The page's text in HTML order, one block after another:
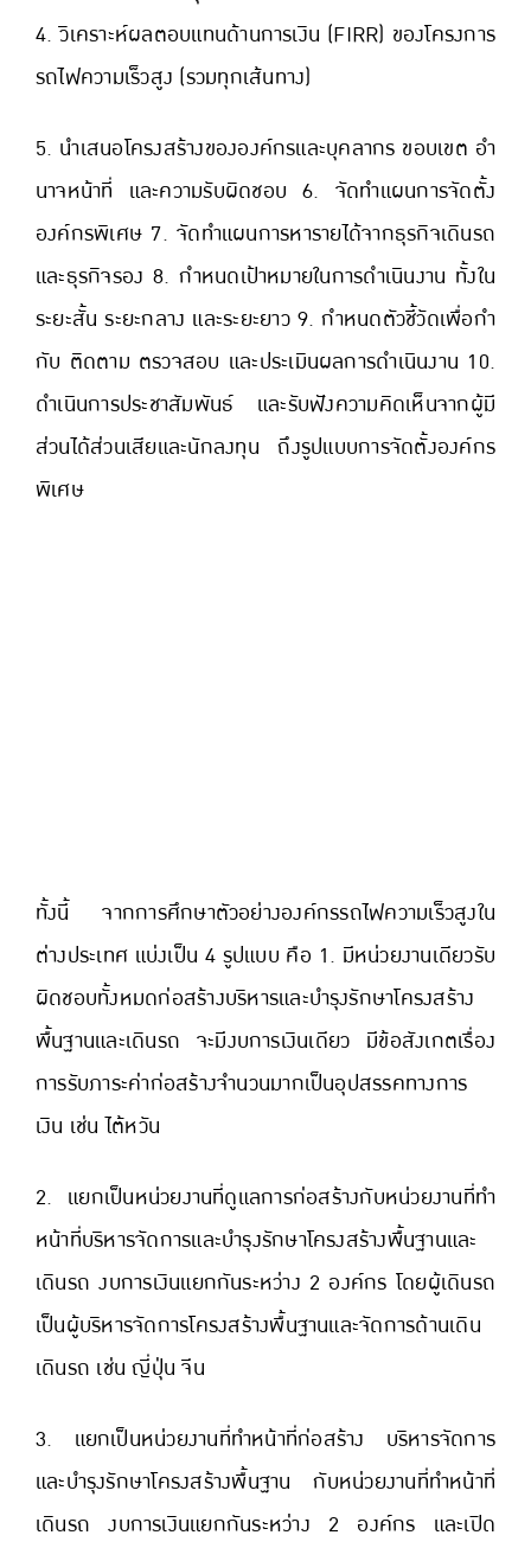
4. วิเคราะห์ผลตอบแทนด้านการเงิน (FIRR) ของโครงการ
รถไฟความเร็วสูง (รวมทุกเส้นทาง)
5. นําเสนอโครงสร้างขององค์กรและบุคลากร ขอบเขต อํา
นาจหน้าที่ และความรับผิดชอบ 6. จัดทําแผนการจัดตั้ง
องค์กรพิเศษ 7. จัดทําแผนการหารายได้จากธุรกิจเดินรถ
และธุรกิจรอง 8. กําหนดเป้าหมายในการดําเนินงาน ทั้งใน
ระยะสั้น ระยะกลาง และระยะยาว 9. กําหนดตัวชี้วัดเพื่อกํา
กับ ติดตาม ตรวจสอบ และประเมินผลการดําเนินงาน 10.
ดําเนินการประชาสัมพันธ์ และรับฟังความคิดเห็นจากผู้มี
ส่วนได้ส่วนเสียและนักลงทุน ถึงรูปแบบการจัดตั้งองค์กร
พิเศษ
ทั้งนี้ จากการศึกษาตัวอย่างองค์กรรถไฟความเร็วสูงใน
ต่างประเทศ แบ่งเป็น 4 รูปแบบ คือ 1. มีหน่วยงานเดียวรับ
ผิดชอบทั้งหมดก่อสร้างบริหารและบำรุงรักษาโครงสร้าง
พื้นฐานและเดินรถ จะมีงบการเงินเดียว มีข้อสังเกตเรื่อง
การรับภาระค่าก่อสร้างจำนวนมากเป็นอุปสรรคทางการ
เงิน เช่น ไต้หวัน
2. แยกเป็นหน่วยงานที่ดูแลการก่อสร้างกับหน่วยงานที่ทำ
หน้าที่บริหารจัดการและบำรุงรักษาโครงสร้างพื้นฐานและ
เดินรถ งบการเงินแยกกันระหว่าง 2 องค์กร โดยผู้เดินรถ
เป็นผู้บริหารจัดการโครงสร้างพื้นฐานและจัดการด้านเดิน
เดินรถ เช่น ญี่ปุ่น จีน
3. แยกเป็นหน่วยงานที่ทำหน้าที่ก่อสร้าง บริหารจัดการ
และบำรุงรักษาโครงสร้างพื้นฐาน กับหน่วยงานที่ทำหน้าที่
เดินรถ งบการเงินแยกกันระหว่าง 2 องค์กร และเปิด